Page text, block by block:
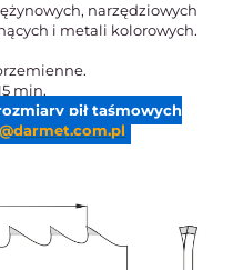
narzędziowych
i metali kolorowych.
min.
pił taśmowych